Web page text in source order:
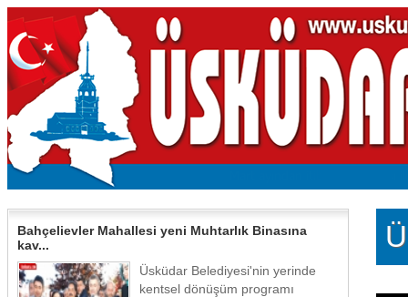
Bahçelievler Mahallesi yeni Muhtarlık Binasına
kav...
Üsküdar Belediyesi'nin yerinde
kentsel dönüşüm programı